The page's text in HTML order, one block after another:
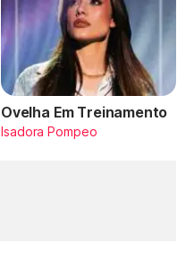
Ovelha Em Treinamento
Isadora Pompeo